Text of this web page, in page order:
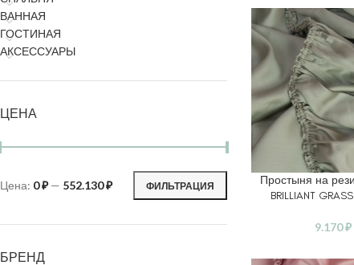
ВАННАЯ
ГОСТИНАЯ
АКСЕССУАРЫ
ЦЕНА
ФИЛЬТРАЦИЯ
Цена: 0 ₽— 552.130 ₽
БРЕНД
В КОРЗИНУ
Простыня на
BRILLIANT
9.170₽